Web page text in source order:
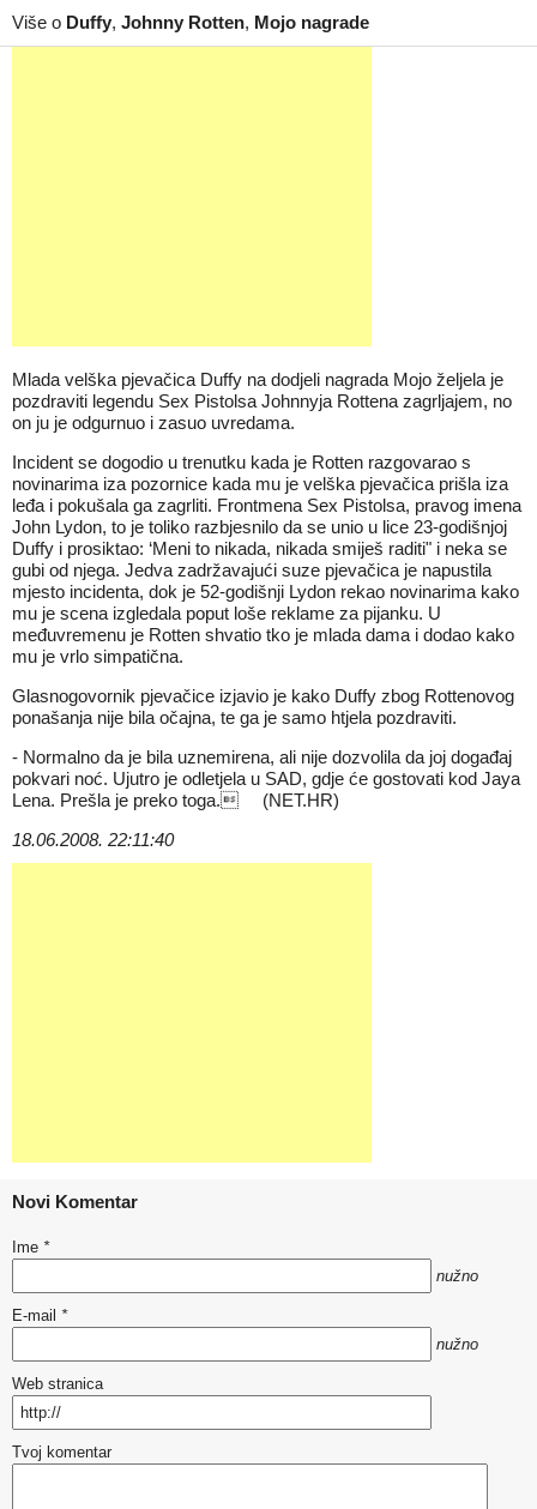
Više o Duffy, Johnny Rotten, Mojo nagrade
Mlada velška pjevačica Duffy na dodjeli nagrada Mojo željela je
pozdraviti legendu Sex Pistolsa Johnnyja Rottena zagrljajem, no
on ju je odgurnuo i zasuo uvredama.
Incident se dogodio u trenutku kada je Rotten razgovarao s
novinarima iza pozornice kada mu je velška pjevačica prišla iza
leđa i pokušala ga zagrliti. Frontmena Sex Pistolsa, pravog imena
John Lydon, to je toliko razbjesnilo da se unio u lice 23-godišnjoj
Duffy i prosiktao: ‘Meni to nikada, nikada smiješ raditi" i neka se
gubi od njega. Jedva zadržavajući suze pjevačica je napustila
mjesto incidenta, dok je 52-godišnji Lydon rekao novinarima kako
mu je scena izgledala poput loše reklame za pijanku. U
međuvremenu je Rotten shvatio tko je mlada dama i dodao kako
mu je vrlo simpatična.
Glasnogovornik pjevačice izjavio je kako Duffy zbog Rottenovog
ponašanja nije bila očajna, te ga je samo htjela pozdraviti.
- Normalno da je bila uznemirena, ali nije dozvolila da joj događaj
pokvari noć. Ujutro je odletjela u SAD, gdje će gostovati kod Jaya
Lena. Prešla je preko toga. (NET.HR)
18.06.2008. 22:11:40
Novi Komentar
Ime *
nužno
E-mail *
nužno
Web stranica
Tvoj komentar